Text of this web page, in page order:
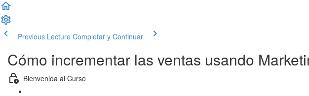
Previous Lecture Completar y Continuar
Cómo incrementar las ventas usando
Bienvenida al Curso